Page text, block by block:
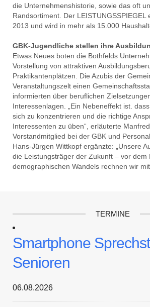
die Unternehmenshistorie, sowie das oft
Randsortiment. Der LEISTUNGSSPIEGEL
2013 und wird in mehr als 15.000
GBK-Jugendliche stellen ihre
Etwas Neues boten die Bothfelds
Vorstellung von attraktiven
Praktikantenplätzen. Die Azubis der
Veranstaltungszelt einen
informierten über beruflichen
Interessenlagen. „Ein Nebeneffekt ist.
sich zu konzentrieren und die richtige
Interessenten zu üben“, erläuterte Manfred
Vorstandmitglied bei der GBK und
Hans-Jürgen Wittkopf ergänzte: „Unsere
die Leistungsträger der Zukunft – vor dem
demographischen Wandels rechnen wir mit
TERMINE
Smartphone
Senioren
06.08.2026